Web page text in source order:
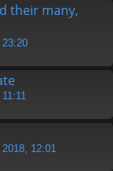
their many,
23:20
12:01